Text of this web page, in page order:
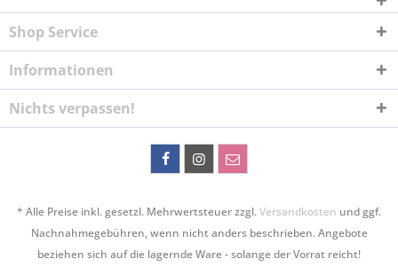
Shop Service
Informationen
Nichts verpassen!
* Alle Preise inkl. gesetzl. Mehrwertsteuer zzgl.Versandkosten und ggf.
Nachnahmegebühren, wenn nicht anders beschrieben. Angebote
beziehen sich auf die lagernde Ware - solange der Vorrat reicht!